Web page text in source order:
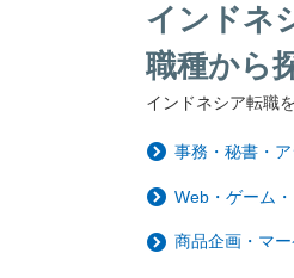
インドネ
職種から
インドネシア転職
事務・秘書・
Web・ゲーム
商品企画・マ